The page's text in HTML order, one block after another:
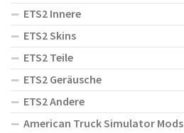
ETS2 Innere
ETS2 Skins
ETS2 Teile
ETS2 Geräusche
ETS2 Andere
American Truck Simulator Mods